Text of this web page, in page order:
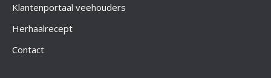
Klantenportaal veehouders
Herhaalrecept
Contact